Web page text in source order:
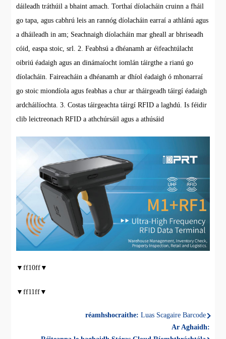
dáileadh tráthúil a bhaint amach. Torthaí díolacháin cruinn a fháil
go tapa, agus cabhrú leis an rannóg díolacháin earraí a athlánú agus
a dháileadh in am; Seachnaigh díolacháin mar gheall ar bhriseadh
cóid, easpa stoic, srl. 2. Feabhsú a dhéanamh ar éifeachtúlacht
oibriú éadaigh agus an dinámaíocht iomlán táirgthe a rianú go
díolacháin. Faireacháin a dhéanamh ar dhíol éadaigh ó mhonarraí
go stoic miondíola agus feabhas a chur ar tháirgeadh táirgí éadaigh
ardcháilíochta. 3. Costas táirgeachta táirgí RFID a laghdú. Is féidir
clib leictreonach RFID a athchúrsáil agus a athúsáid
▼ff10ff▼
▼ff11ff▼
réamhshocraithe: Luas Scagaire Barcode
Ar Aghaidh: